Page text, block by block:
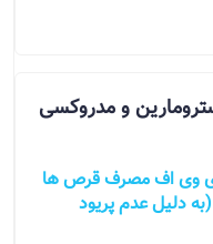
و مدروکسی
عمل آی وی اف مصرف قرص ها
دلیل عدم پریود